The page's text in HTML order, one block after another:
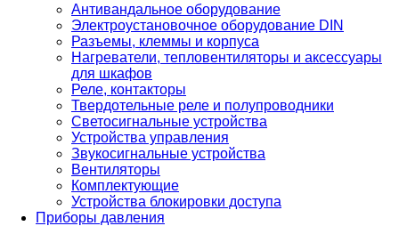
Антивандальное оборудование
Электроустановочное оборудование DIN
Разъемы, клеммы и корпуса
Нагреватели, тепловентиляторы и аксессуары
для шкафов
Реле, контакторы
Твердотельные реле и полупроводники
Светосигнальные устройства
Устройства управления
Звукосигнальные устройства
Вентиляторы
Комплектующие
Устройства блокировки доступа
Приборы давления